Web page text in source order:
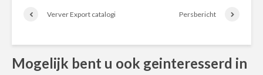
Verver Export catalogi Persbericht
Mogelijk bent u ook geinteresserd in